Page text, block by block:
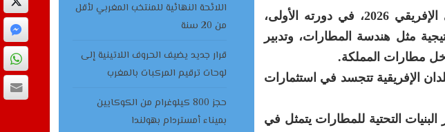
وأشار المدير العام للمكتب الوطني للمطارات إلى أن مؤتمر ومعرض النقل الجوي الإفريقي 2026، في دورته الأولى،
مثل هندسة المطارات، وتدبير
مطارات المملكة.
الإفريقية تتجسد في استثمارات
التحتية للمطارات يتمثل في
اللائحة النهائية للمنتخب المغربي لأقل
من 20 سنة
قرار جديد يضيف الحروف اللاتينية إلى
لوحات ترقيم المركبات بالمغرب
حجز 800 كيلوغرام من الكوكايين
بميناء أمستردام بهولندا